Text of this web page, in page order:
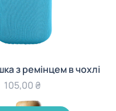
з ремінцем в чохлі
Цена
105,00 ₴